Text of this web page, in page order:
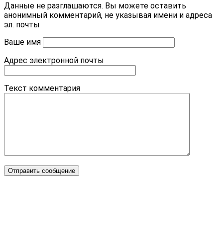
Данные не разглашаются. Вы можете оставить
анонимный комментарий, не указывая имени и адреса
эл. почты
Ваше имя
Адрес электронной почты
Текст комментария